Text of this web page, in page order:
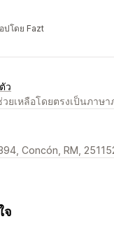
ปโดย Fazt
ว
ยเหลือโดยตรงเป็นภาษา
Concón, RM,
จ